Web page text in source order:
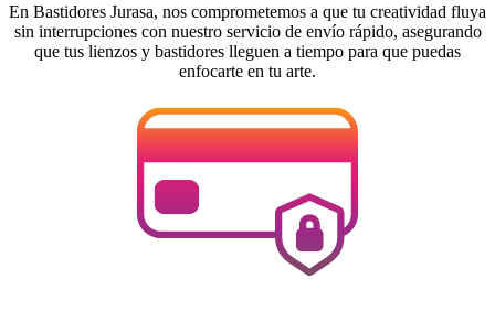
En Bastidores Jurasa, nos comprometemos a que tu creatividad fluya
sin interrupciones con nuestro servicio de envío rápido, asegurando
que tus lienzos y bastidores lleguen a tiempo para que puedas
enfocarte en tu arte.